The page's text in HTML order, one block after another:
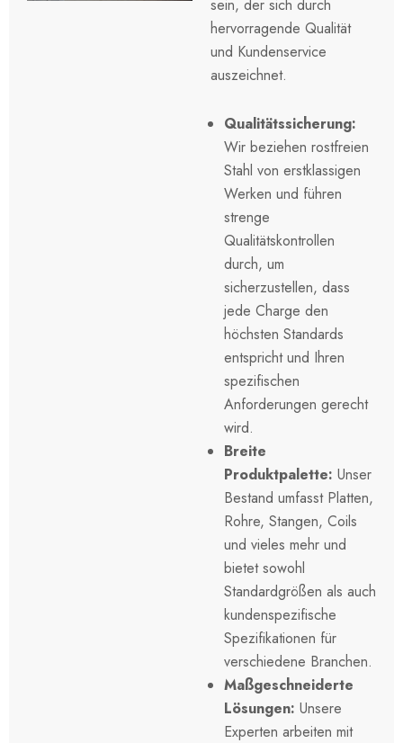
sein, der sich durch
hervorragende Qualität
und Kundenservice
auszeichnet.
Qualitätssicherung:
Wir beziehen rostfreien
Stahl von erstklassigen
Werken und führen
strenge
Qualitätskontrollen
durch, um
sicherzustellen, dass
jede Charge den
höchsten Standards
entspricht und Ihren
spezifischen
Anforderungen gerecht
wird.
Breite
Produktpalette: Unser
Bestand umfasst Platten,
Rohre, Stangen, Coils
und vieles mehr und
bietet sowohl
Standardgrößen als auch
kundenspezifische
Spezifikationen für
verschiedene Branchen.
Maßgeschneiderte
Lösungen: Unsere
Experten arbeiten mit